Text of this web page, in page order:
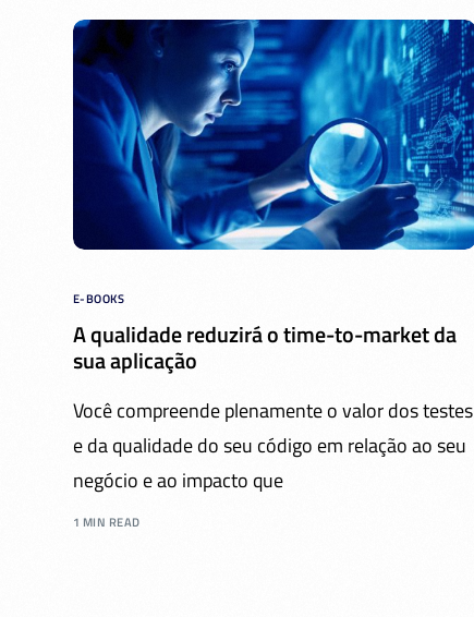
E-BOOKS
A qualidade reduzirá o time-to-market da
sua aplicação
Você compreende plenamente o valor dos testes
e da qualidade do seu código em relação ao seu
negócio e ao impacto que
1 MIN READ